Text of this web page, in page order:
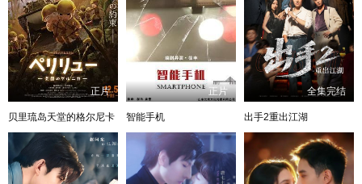
正片
贝里琉岛天堂的格尔尼卡
正片
智能手机
全集完结
出手2重出江湖